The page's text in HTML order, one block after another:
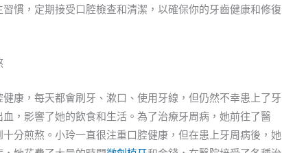
慣，定期接受口腔檢查和清潔，以確保你的牙齒健康和修復
康，每天都會刷牙、漱口、使用牙線，但仍然不幸患上了牙
，影響了她的飲食和生活。為了治療牙周病，她前往了醫
分煎熬。小玲一直很注重口腔健康，但在患上牙周病後，她